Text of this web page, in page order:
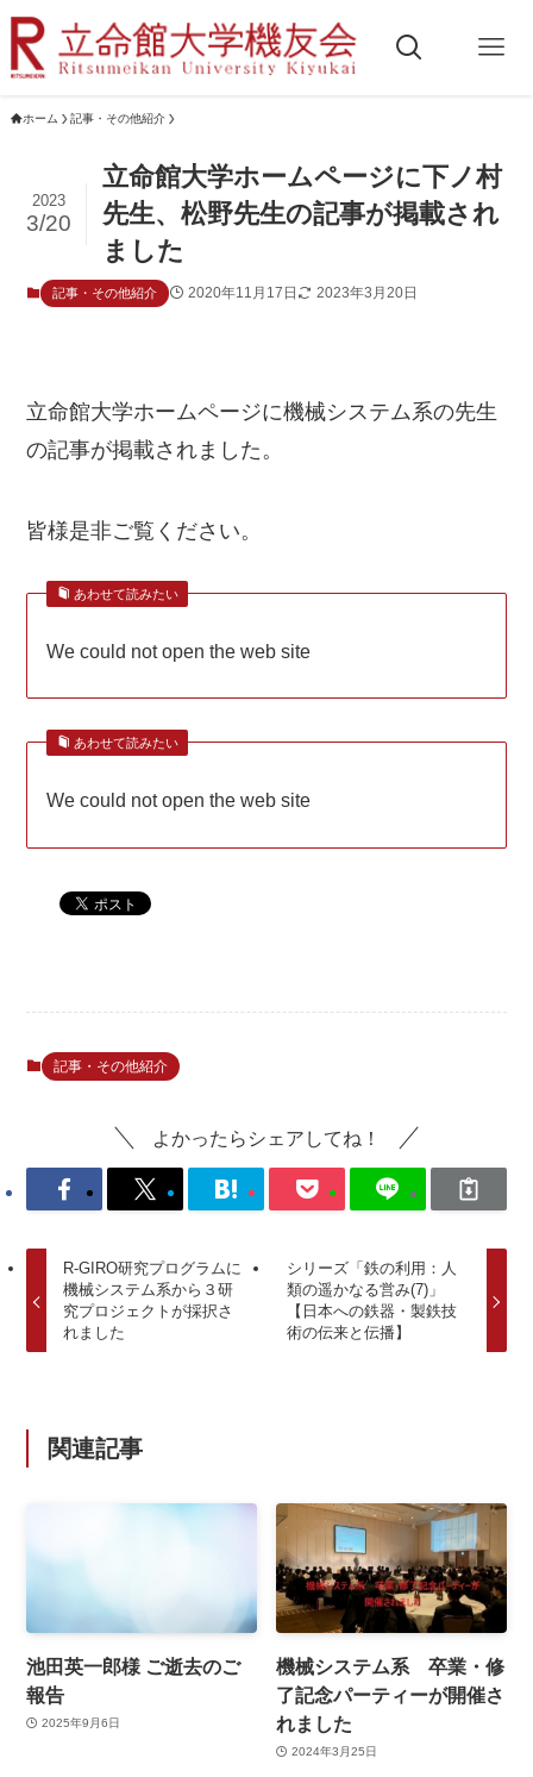
ホーム 記事・その他紹介
立命館大学ホームページに下ノ村
先生、松野先生の記事が掲載され
ました
2023
3/20
記事・その他紹介 2020年11月17日 2023年3月20日
立命館大学ホームページに機械システム系の先生
の記事が掲載されました。
皆様是非ご覧ください。
あわせて読みたい
We could not open the web site
あわせて読みたい
We could not open the web site
記事・その他紹介
よかったらシェアしてね！
R-GIRO研究プログラムに
機械システム系から３研
究プロジェクトが採択さ
れました
シリーズ「鉄の利用：人
類の遥かなる営み(7)」
【日本への鉄器・製鉄技
術の伝来と伝播】
関連記事
池田英一郎様 ご逝去のご
報告
2025年9月6日
機械システム系 卒業・修
了記念パーティーが開催さ
れました
2024年3月25日